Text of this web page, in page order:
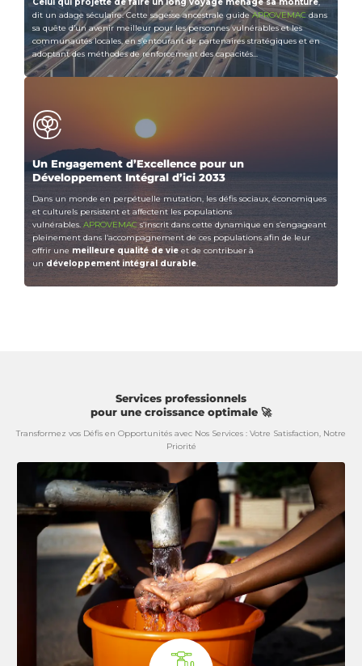
Celui qui projette de faire un long voyage ménage sa monture,
dit un adage séculaire. Cette sagesse ancestrale guideAPROVEMACdans
sa quête d’un avenir meilleur pour les personnes vulnérables et les
communautés locales, en s’entourant de partenaires stratégiques et en
adoptant des méthodes de renforcement des capacités...
Un Engagement d’Excellence pour un
Développement Intégral d’ici 2033
Dans un monde en perpétuelle mutation, les défis sociaux, économiques
et culturels persistent et affectent les populations
vulnérables. APROVEMACs’inscrit dans cette dynamique en s’engageant
pleinement dans l’accompagnement de ces populations afin de leur
offrir une meilleure qualité de vie et de contribuer à
un développement intégral durable.
Services professionnels
pour une croissance optimale 🚀
Transformez vos Défis en Opportunités avec Nos Services : Votre Satisfaction, Notre
Priorité